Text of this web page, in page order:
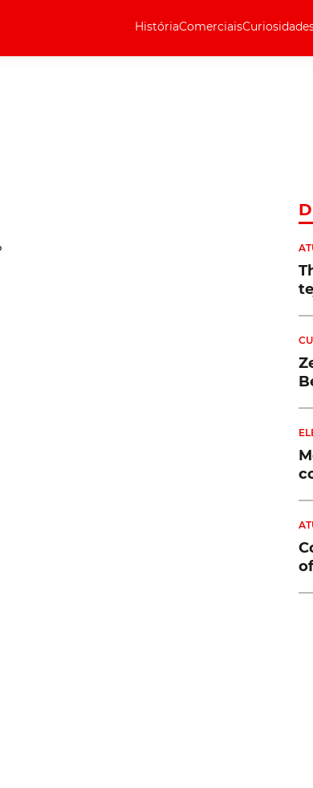
HistóriaComerciais